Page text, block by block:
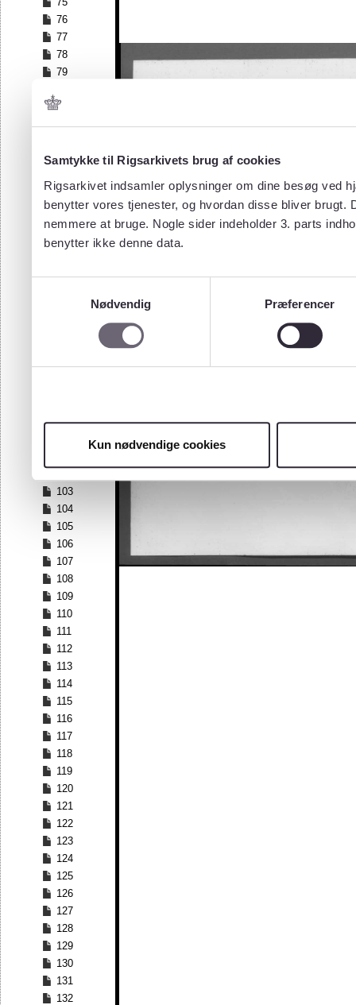
Samtykke til Rigsarkivets brug af cookies
Rigsarkivet indsamler oplysninger om dine besøg ved
benytter vores tjenester, og hvordan disse bliver
nemmere at bruge. Nogle sider indeholder 3. parts
benytter ikke denne data.
Nødvendig
Præferencer
Kun nødvendige cookies
76
77
78
79
81
82
84
86
87
88
89
96
99
103
104
105
106
107
108
109
110
111
112
113
114
115
116
117
118
119
120
121
122
123
124
125
126
127
128
129
130
131
132